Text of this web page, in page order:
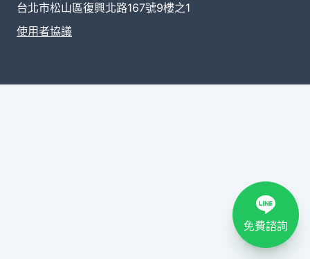
台北市松山區復興北路167號9樓之1
使用者協議
免費諮詢